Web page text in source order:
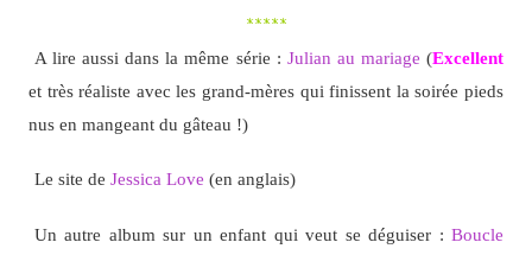
*****
A lire aussi dans la même série : Julian au mariage (Excellent
et très réaliste avec les grand-mères qui finissent la soirée pieds
nus en mangeant du gâteau !)
Le site de Jessica Love (en anglais)
Un autre album sur un enfant qui veut se déguiser :Boucle